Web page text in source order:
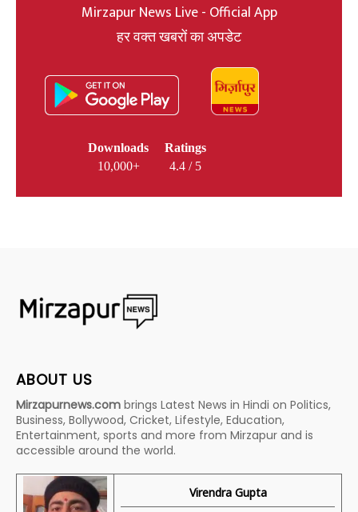
Mirzapur News Live - Official App
हर वक्त खबरों का अपडेट
Downloads
10,000+
Ratings
4.4 / 5
ABOUT US
Mirzapurnews.com brings Latest News in Hindi on Politics,
Business, Bollywood, Cricket, Lifestyle, Education,
Entertainment, sports and more from Mirzapur and is
accessible around the world.
Virendra Gupta